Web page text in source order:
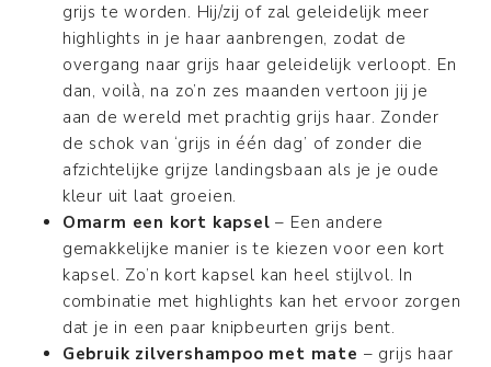
grijs te worden. Hij/zij of zal geleidelijk meer
highlights in je haar aanbrengen, zodat de
overgang naar grijs haar geleidelijk verloopt. En
dan, voilà, na zo’n zes maanden vertoon jij je
aan de wereld met prachtig grijs haar. Zonder
de schok van ‘grijs in één dag’ of zonder die
afzichtelijke grijze landingsbaan als je je oude
kleur uit laat groeien.
Omarm een kort kapsel – Een andere
gemakkelijke manier is te kiezen voor een kort
kapsel. Zo’n kort kapsel kan heel stijlvol. In
combinatie met highlights kan het ervoor zorgen
dat je in een paar knipbeurten grijs bent.
Gebruik zilvershampoo met mate – grijs haar